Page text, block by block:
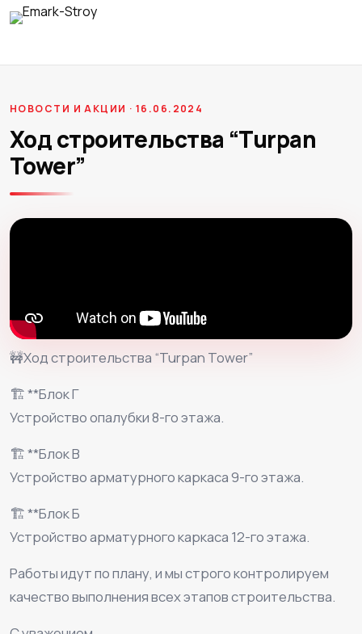
НОВОСТИ И АКЦИИ · 16.06.2024
Ход строительства “Turpan
Tower”
🚧Ход строительства “Turpan Tower”
🏗️ **Блок Г
Устройство опалубки 8-го этажа.
🏗️ **Блок В
Устройство арматурного каркаса 9-го этажа.
🏗️ **Блок Б
Устройство арматурного каркаса 12-го этажа.
Работы идут по плану, и мы строго контролируем
качество выполнения всех этапов строительства.